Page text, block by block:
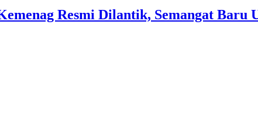
Resmi Dilantik, Semangat Baru